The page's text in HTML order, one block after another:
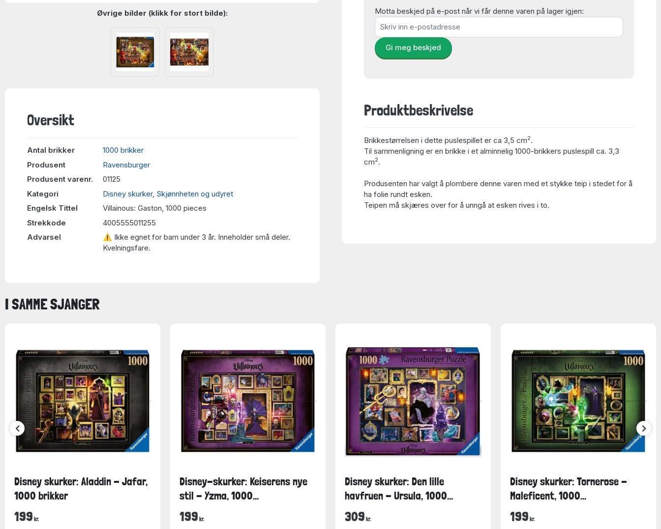
Øvrige bilder (klikk for stort bilde):
Oversikt
Antal brikker
1000 brikker
Produsent
Ravensburger
Produsent varenr.
01125
Kategori
Disney skurker, Skjønnheten og udyret
Engelsk Tittel
Villainous: Gaston, 1000 pieces
Strekkode
4005555011255
Advarsel
⚠ Ikke egnet for barn under 3 år. Inneholder små deler.
Kvelningsfare.
Motta beskjed på e-post når vi får denne varen på lager igjen:
Gi meg beskjed
Produktbeskrivelse
Brikkestørrelsen i dette puslespillet er ca 3,5 cm2.
Til sammenligning er en brikke i et alminnelig 1000-brikkers puslespill ca. 3,3
cm2.
Produsenten har valgt å plombere denne varen med et stykke teip i stedet for å
ha folie rundt esken.
Teipen må skjæres over for å unngå at esken rives i to.
I SAMME SJANGER
Disney skurker: Aladdin - Jafar,
1000 brikker
199 kr.
Disney-skurker: Keiserens nye
stil - Yzma, 1000...
199 kr.
Disney skurker: Den lille
havfruen - Ursula, 1000...
309 kr.
Disney skurker: Tornerose -
Maleficent, 1000...
199 kr.